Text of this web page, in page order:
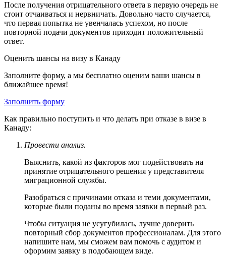
После получения отрицательного ответа в первую очередь не
стоит отчаиваться и нервничать. Довольно часто случается,
что первая попытка не увенчалась успехом, но после
повторной подачи документов приходит положительный
ответ.
Оценить шансы на визу в Канаду
Заполните форму, а мы бесплатно оценим ваши шансы в
ближайшее время!
Заполнить форму
Как правильно поступить и что делать при отказе в визе в
Канаду:
Провести анализ.
Выяснить, какой из факторов мог подействовать на
принятие отрицательного решения у представителя
миграционной службы.
Разобраться с причинами отказа и теми документами,
которые были поданы во время заявки в первый раз.
Чтобы ситуация не усугубилась, лучше доверить
повторный сбор документов профессионалам. Для этого
напишите нам, мы сможем вам помочь с аудитом и
оформим заявку в подобающем виде.